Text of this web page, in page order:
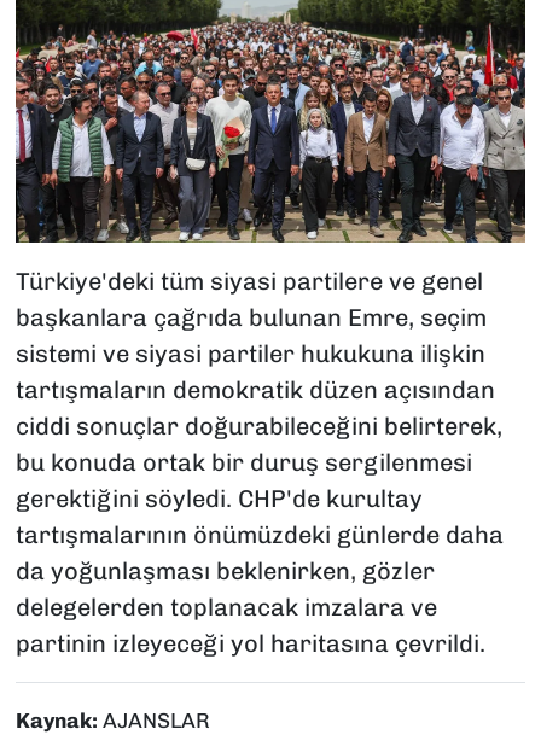
Türkiye'deki tüm siyasi partilere ve genel
başkanlara çağrıda bulunan Emre, seçim
sistemi ve siyasi partiler hukukuna ilişkin
tartışmaların demokratik düzen açısından
ciddi sonuçlar doğurabileceğini belirterek,
bu konuda ortak bir duruş sergilenmesi
gerektiğini söyledi. CHP'de kurultay
tartışmalarının önümüzdeki günlerde daha
da yoğunlaşması beklenirken, gözler
delegelerden toplanacak imzalara ve
partinin izleyeceği yol haritasına çevrildi.
Kaynak: AJANSLAR